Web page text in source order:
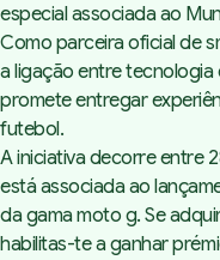
especial associada ao
Como parceira oficial de
a ligação entre
promete entregar
futebol.
A iniciativa decorre entre
está associada ao
da gama moto g. Se
habilitas-te a ganhar